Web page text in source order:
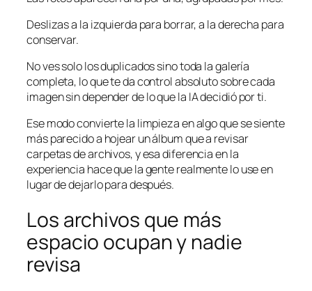
Deslizas a la izquierda para borrar, a la derecha para
conservar.
No ves solo los duplicados sino toda la galería
completa, lo que te da control absoluto sobre cada
imagen sin depender de lo que la IA decidió por ti.
Ese modo convierte la limpieza en algo que se siente
más parecido a hojear un álbum que a revisar
carpetas de archivos, y esa diferencia en la
experiencia hace que la gente realmente lo use en
lugar de dejarlo para después.
Los archivos que más
espacio ocupan y nadie
revisa